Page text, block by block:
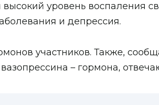
уровень воспаления
и депрессия.
участников. Также,
– гормона,